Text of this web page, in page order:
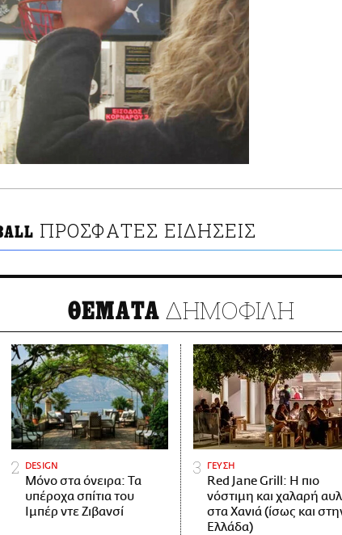
ΠΡΟΣΦΑΤΕΣ ΕΙΔΗΣΕΙΣ
ΘΕΜΑΤΑ ΔΗΜΟΦΙΛΗ
DESIGN
Μόνο στα όνειρα: Τα
υπέροχα σπίτια του
Ιμπέρ ντε Ζιβανσί
ΓΕΥΣΗ
Red Jane Grill: Η πιο
νόστιμη και χαλαρή
στα Χανιά (ίσως και
Ελλάδα)